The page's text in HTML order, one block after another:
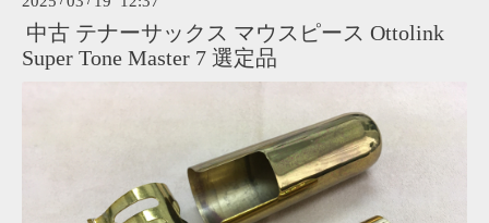
中古 テナーサックス マウスピース Ottolink
Super Tone Master 7 選定品